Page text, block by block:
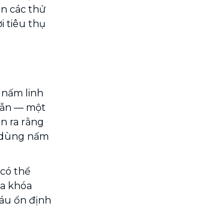
các thử
tiêu thụ
linh
— một
ra rằng
nấm
thể
khóa
ổn định